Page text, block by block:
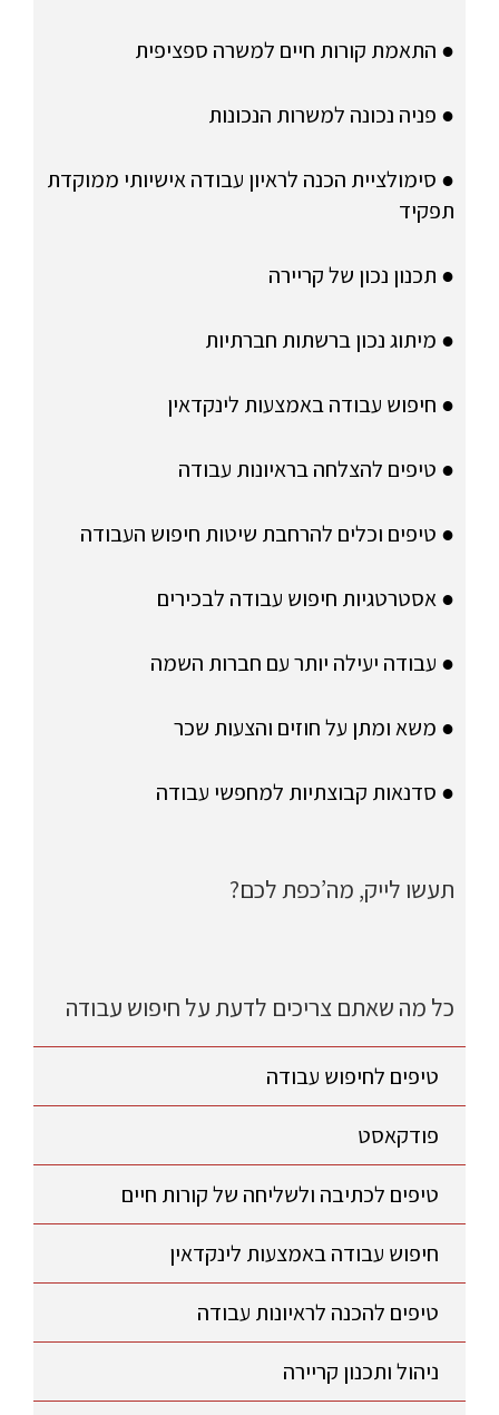
● התאמת קורות חיים למשרה ספציפית
● פניה נכונה למשרות הנכונות
● סימולציית הכנה לראיון עבודה אישיותי ממוקדת
תפקיד
● תכנון נכון של קריירה
● מיתוג נכון ברשתות חברתיות
● חיפוש עבודה באמצעות לינקדאין
● טיפים להצלחה בראיונות עבודה
● טיפים וכלים להרחבת שיטות חיפוש העבודה
● אסטרטגיות חיפוש עבודה לבכירים
● עבודה יעילה יותר עם חברות השמה
● משא ומתן על חוזים והצעות שכר
● סדנאות קבוצתיות למחפשי עבודה
תעשו לייק, מה’כפת לכם?
כל מה שאתם צריכים לדעת על חיפוש עבודה
טיפים לחיפוש עבודה
פודקאסט
טיפים לכתיבה ולשליחה של קורות חיים
חיפוש עבודה באמצעות לינקדאין
טיפים להכנה לראיונות עבודה
ניהול ותכנון קריירה